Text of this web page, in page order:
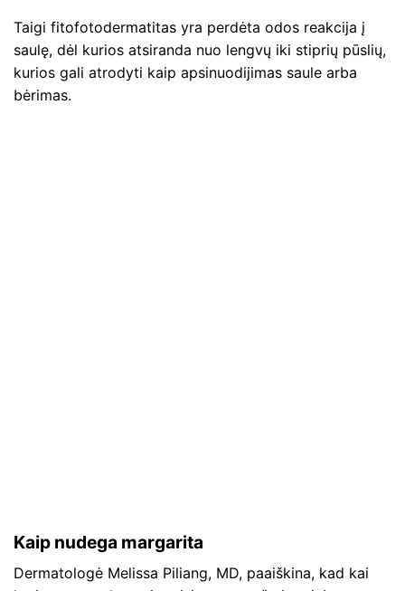
Taigi fitofotodermatitas yra perdėta odos reakcija į
saulę, dėl kurios atsiranda nuo lengvų iki stiprių pūslių,
kurios gali atrodyti kaip apsinuodijimas saule arba
bėrimas.
Kaip nudega margarita
Dermatologė Melissa Piliang, MD, paaiškina, kad kai